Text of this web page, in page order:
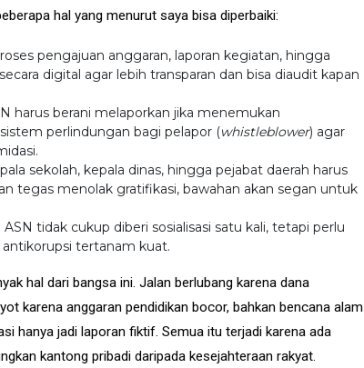
hal yang menurut saya bisa diperbaiki:
pengajuan anggaran, laporan kegiatan, hingga
digital agar lebih transparan dan bisa diaudit kapan
harus berani melaporkan jika menemukan
perlindungan bagi pelapor (whistleblower) agar
sekolah, kepala dinas, hingga pejabat daerah harus
tegas menolak gratifikasi, bawahan akan segan untuk
: ASN tidak cukup diberi sosialisasi satu kali, tetapi perlu
tertanam kuat.
hal dari bangsa ini. Jalan berlubang karena dana
karena anggaran pendidikan bocor, bahkan bencana alam
hanya jadi laporan fiktif. Semua itu terjadi karena ada
kantong pribadi daripada kesejahteraan rakyat.